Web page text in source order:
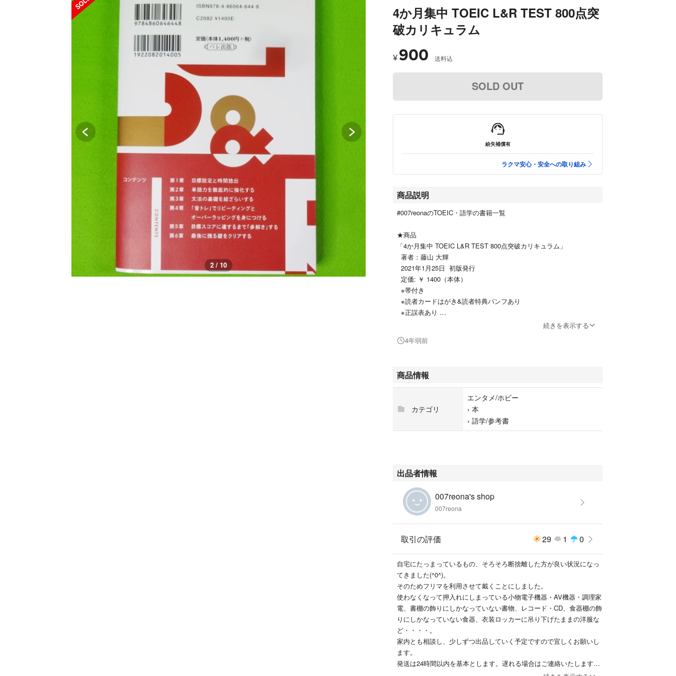
3 / 10
4か月集中 TOEIC L&R TEST 800点突
破カリキュラム
¥ 900 送料込
SOLD OUT
紛失補償有
ラクマ安心・安全への取り組み
商品説明
#007reonaのTOEIC・語学の書籍一覧
★商品
「4か月集中 TOEIC L&R TEST 800点突破カリキュラム」
著者：藤山 大輝
2021年1月25日 初版発行
定価: ￥ 1400（本体）
※帯付き
※読者カードはがき&読者特典パンフあり
※正誤表あり
した。
ざっと見で状態を確認しておりますが、素人検品のため見逃し等が等
ある場合がございます。予めご了承願います。
中古品ですので、ご理解のある方のみ、よろしくお願いします。
中古品に対して新品相当の品質を求める方・完璧を求める方・神経質
な方は、ご購入をお控え願います。
#007reonaのTOEIC・語学の書籍一覧
-0.9
続きを表示する
4年弱前
商品情報
カテゴリ
エンタメ/ホビー
› 本
› 語学/参考書
出品者情報
007reona's shop
007reona
取引の評価 29 1 0
自宅にたっまっているもの、そろそろ断捨離した方が良い状況になっ
てきました(^0^)。
そのためフリマを利用させて戴くことにしました。
使わなくなって押入れにしまっている小物電子機器・AV機器・調理家
電、書棚の飾りにしかなっていない書物、レコード・CD、食器棚の飾
りにしかなっていない食器、衣装ロッカーに吊り下げたままの洋服な
ど・・・・。
家内とも相談し、少しずつ出品していく予定ですので宜しくお願いし
ます。
発送は24時間以内を基本とします。遅れる場合はご連絡いたします。